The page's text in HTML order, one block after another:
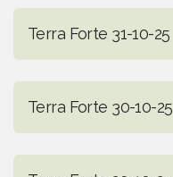
Terra Forte 31-10-25
Terra Forte 30-10-25